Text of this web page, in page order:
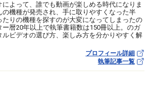
よって、誰でも動画が楽しめる時代になりま
の機種が発売され、手に取りやすくなった半
たりの機種を探すのが大変になってしまったの
ー暦20年以上で執筆書籍数は150冊以上。のガ
ルビデオの選び方、楽しみ方を分かりやすく解
プロフィール詳細
執筆記事一覧